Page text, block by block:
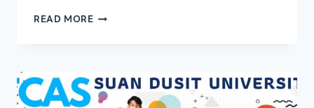
READ MOREมหาวิทยาลัย
ผู้
สนใจ